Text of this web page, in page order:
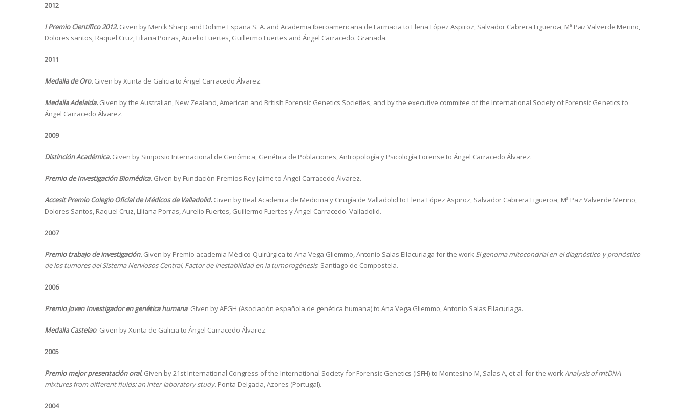
2012
I Premio Científico 2012. Given by Merck Sharp and Dohme España S. A. and Academia Iberoamericana de Farmacia to Elena López Aspiroz, Salvador Cabrera Figueroa, Mª Paz Valverde Merino,
Dolores santos, Raquel Cruz, Liliana Porras, Aurelio Fuertes, Guillermo Fuertes and Ángel Carracedo. Granada.
2011
Medalla de Oro. Given by Xunta de Galicia to Ángel Carracedo Álvarez.
Medalla Adelaida. Given by the Australian, New Zealand, American and British Forensic Genetics Societies, and by the executive commitee of the International Society of Forensic Genetics to
Ángel Carracedo Álvarez.
2009
Distinción Académica. Given by Simposio Internacional de Genómica, Genética de Poblaciones, Antropología y Psicología Forense to Ángel Carracedo Álvarez.
Premio de Investigación Biomédica. Given by Fundación Premios Rey Jaime to Ángel Carracedo Álvarez.
Accesit Premio Colegio Oficial de Médicos de Valladolid. Given by Real Academia de Medicina y Cirugía de Valladolid to Elena López Aspiroz, Salvador Cabrera Figueroa, Mª Paz Valverde Merino,
Dolores Santos, Raquel Cruz, Liliana Porras, Aurelio Fuertes, Guillermo Fuertes y Ángel Carracedo. Valladolid.
2007
Premio trabajo de investigación. Given by Premio academia Médico-Quirúrgica to Ana Vega Gliemmo, Antonio Salas Ellacuriaga for the work El genoma mitocondrial en el diagnóstico y pronóstico
de los tumores del Sistema Nerviosos Central. Factor de inestabilidad en la tumorogénesis. Santiago de Compostela.
2006
Premio Joven Investigador en genética humana. Given by AEGH (Asociación española de genética humana) to Ana Vega Gliemmo, Antonio Salas Ellacuriaga.
Medalla Castelao. Given by Xunta de Galicia to Ángel Carracedo Álvarez.
2005
Premio mejor presentación oral. Given by 21st International Congress of the International Society for Forensic Genetics (ISFH) to Montesino M, Salas A, et al. for the workAnalysis of mtDNA
mixtures from different fluids: an inter-laboratory study. Ponta Delgada, Azores (Portugal).
2004